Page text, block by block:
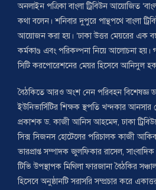
অনলাইন পত্রিকা বাংলা ট্রিবিউন আয়োজিত
কথা বলেন। শনিবার দুপুরে পান্থপথে বাংলা
আয়োজন করা হয়। ‘ঢাকা উত্তর মেয়রের এক
কর্মকাণ্ড এবং পরিকল্পনা নিয়ে আলোচনা হয়।
সিটি করপোরেশনের মেয়র হিসেবে আনিসুল হক
বৈঠকিতে আরও অংশ নেন পরিবহন বিশেষজ্ঞ ড.
ইউনিভার্সিটির শিক্ষক স্থপতি খন্দকার আনসার
প্রকাশক ড. কাজী আনিস আহমেদ, ঢাকা
সিক্স সিজনস হোটেলের পরিচালক কাজী আকিব
ভারপ্রাপ্ত সম্পাদক জুলফিকার রাসেল,
টিভি উপস্থাপক মিথিলা ফারজানা বৈঠকির
হিসেবে অনুষ্ঠানটি সরাসরি সম্প্রচার করে